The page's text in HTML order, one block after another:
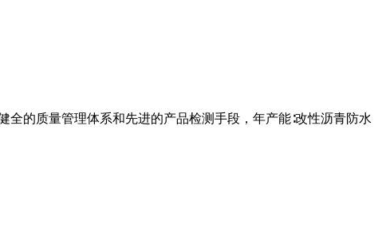
的质量管理体系和先进的产品检测手段，年产能∶改性沥青防水